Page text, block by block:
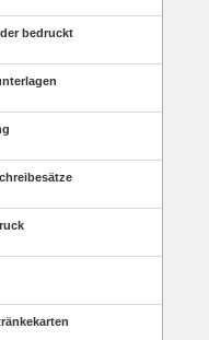
bedruckt